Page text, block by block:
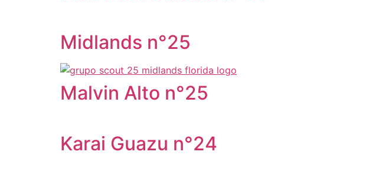
Midlands n°25
Malvin Alto n°25
Karai Guazu n°24